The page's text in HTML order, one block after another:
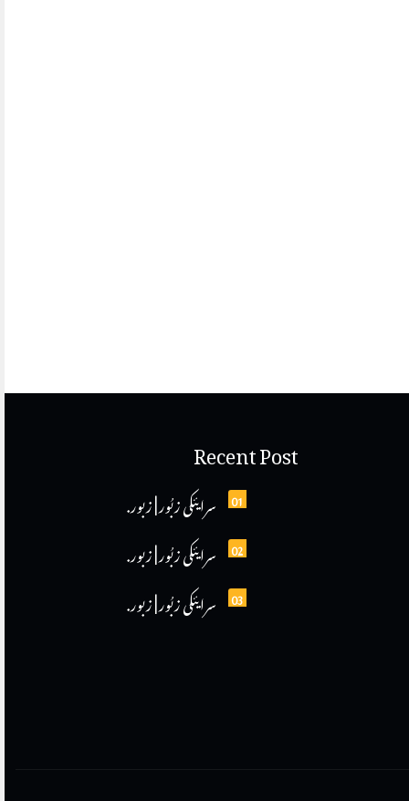
Recent Post
01 سرایئکی زبُور | زبور.
02 سرایئکی زبُور | زبور.
03 سرایئکی زبُور | زبور.